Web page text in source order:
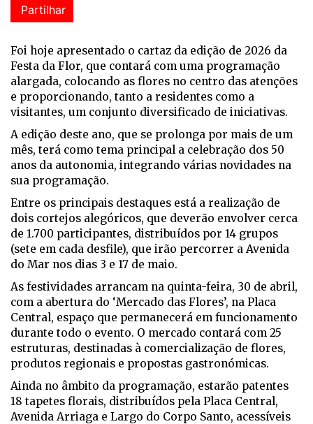
Partilhar
Foi hoje apresentado o cartaz da edição de 2026 da
Festa da Flor, que contará com uma programação
alargada, colocando as flores no centro das atenções
e proporcionando, tanto a residentes como a
visitantes, um conjunto diversificado de iniciativas.
A edição deste ano, que se prolonga por mais de um
mês, terá como tema principal a celebração dos 50
anos da autonomia, integrando várias novidades na
sua programação.
Entre os principais destaques está a realização de
dois cortejos alegóricos, que deverão envolver cerca
de 1.700 participantes, distribuídos por 14 grupos
(sete em cada desfile), que irão percorrer a Avenida
do Mar nos dias 3 e 17 de maio.
As festividades arrancam na quinta-feira, 30 de abril,
com a abertura do ‘Mercado das Flores’, na Placa
Central, espaço que permanecerá em funcionamento
durante todo o evento. O mercado contará com 25
estruturas, destinadas à comercialização de flores,
produtos regionais e propostas gastronómicas.
Ainda no âmbito da programação, estarão patentes
18 tapetes florais, distribuídos pela Placa Central,
Avenida Arriaga e Largo do Corpo Santo, acessíveis